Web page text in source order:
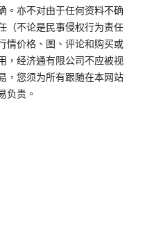
。亦不对由于任何资料不确
（不论是民事侵权行为责任
情价格、图、评论和购买或
，经济通有限公司不应被视
，您须为所有跟随在本网站
负责。